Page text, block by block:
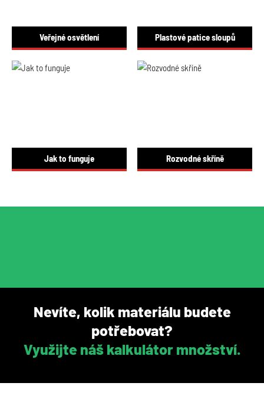
Veřejné osvětlení Plastové patice sloupů
Jak to funguje Rozvodné skříně
Nevíte, kolik materiálu budete
potřebovat?
Využijte náš kalkulátor množství.